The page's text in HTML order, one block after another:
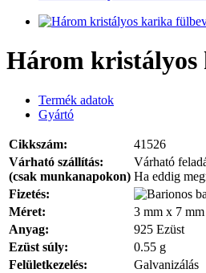
Három kristályos
Termék adatok
Gyártó
Cikkszám:
41526
Várható szállítás:
(csak munkanapokon)
Várható
Ha eddig
Fizetés:
Méret:
3 mm x 7 mm
Anyag:
925 Ezüst
Ezüst súly:
0.55 g
Felületkezelés:
Galvanizálás